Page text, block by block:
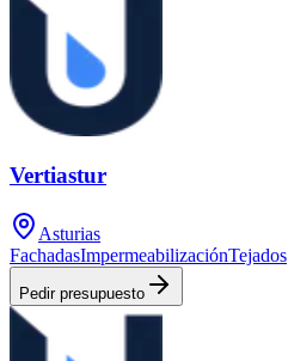
Vertiastur
Asturias
FachadasImpermeabilizaciónTejados
Pedir presupuesto